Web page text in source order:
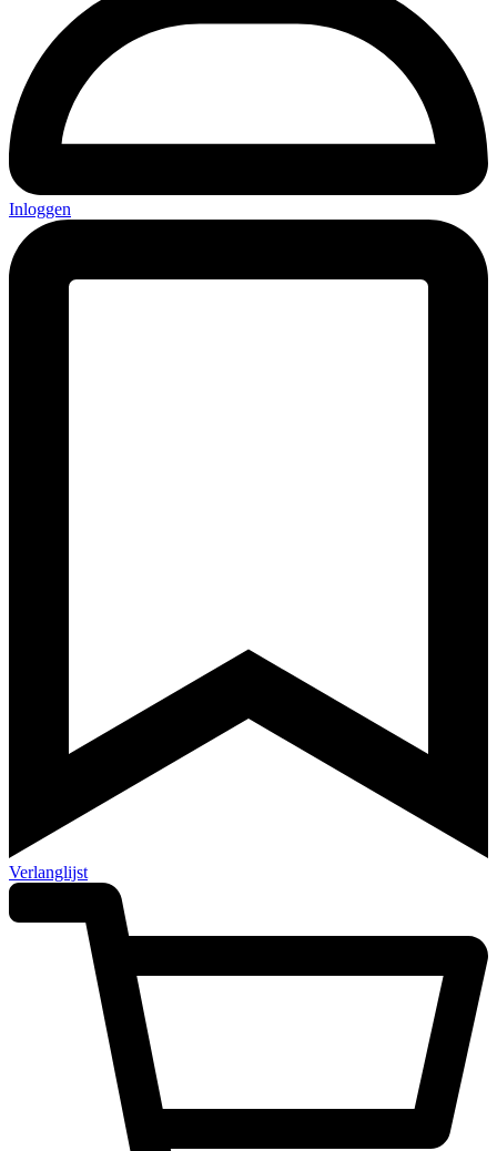
Inloggen
Verlanglijst